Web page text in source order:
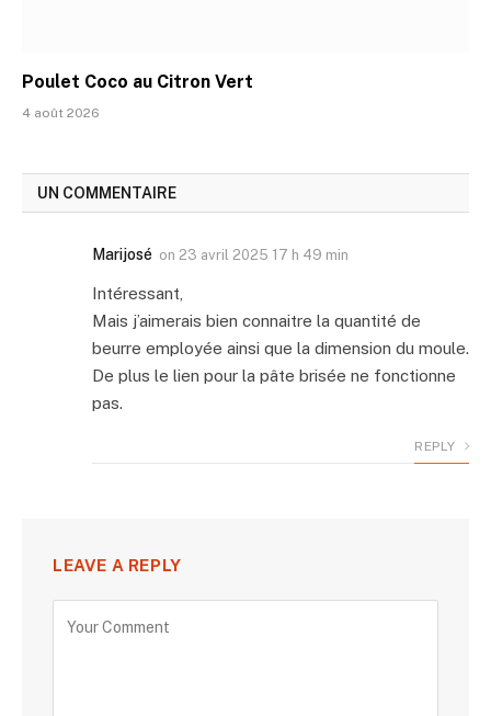
Poulet Coco au Citron Vert
4 août 2026
UN COMMENTAIRE
Marijosé on 23 avril 2025 17 h 49 min
Intéressant,
Mais j’aimerais bien connaitre la quantité de
beurre employée ainsi que la dimension du moule.
De plus le lien pour la pâte brisée ne fonctionne
pas.
REPLY
LEAVE A REPLY